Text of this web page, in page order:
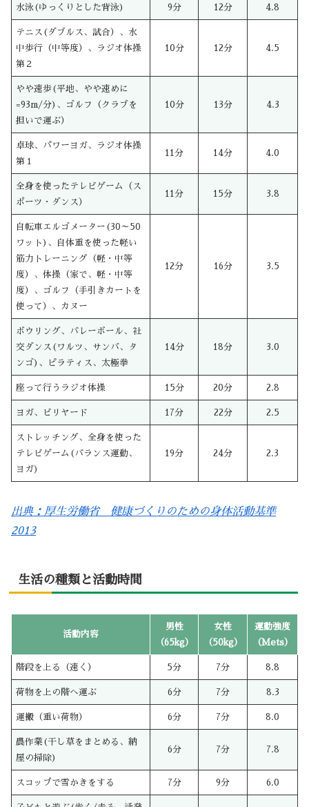
水泳(ゆっくりとした背泳) 9分 12分 4.8
テニス(ダブルス、試合）、水
中歩行（中等度）、ラジオ体操
第２
10分 12分 4.5
やや速歩(平地、やや速めに
=93m/分)、ゴルフ（クラブを
担いで運ぶ）
10分 13分 4.3
卓球、パワーヨガ、ラジオ体操
第１
11分 14分 4.0
全身を使ったテレビゲーム（ス
ポーツ・ダンス）
11分 15分 3.8
自転車エルゴメーター(30～50
ワット)、自体重を使った軽い
筋力トレーニング（軽・中等
度）、体操（家で、軽・中等
度）、ゴルフ（手引きカートを
使って）、カヌー
12分 16分 3.5
ボウリング、バレーボール、社
交ダンス(ワルツ、サンバ、タ
ンゴ)、ピラティス、太極拳
14分 18分 3.0
座って行うラジオ体操 15分 20分 2.8
ヨガ、ビリヤード 17分 22分 2.5
ストレッチング、全身を使った
テレビゲーム(バランス運動、
ヨガ)
19分 24分 2.3
出典：厚生労働省 健康づくりのための身体活動基準
2013
生活の種類と活動時間
活動内容
男性
（65kg）
女性
（50kg）
運動強度
（Mets）
階段を上る（速く） 5分 7分 8.8
荷物を上の階へ運ぶ 6分 7分 8.3
運搬（重い荷物） 6分 7分 8.0
農作業(干し草をまとめる、納
屋の掃除)
6分 7分 7.8
スコップで雪かきをする 7分 9分 6.0